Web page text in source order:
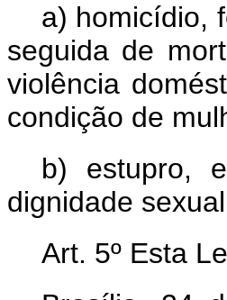
a) homicídio,
seguida de
violência
condição de
b) estupro,
dignidade
Art. 5º Esta